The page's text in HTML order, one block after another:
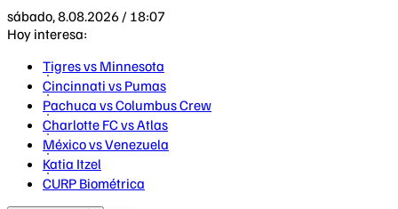
sábado, 8.08.2026 / 18:07
Hoy interesa:
Tigres vs Minnesota
Cincinnati vs Pumas
Pachuca vs Columbus Crew
Charlotte FC vs Atlas
México vs Venezuela
Katia Itzel
CURP Biométrica